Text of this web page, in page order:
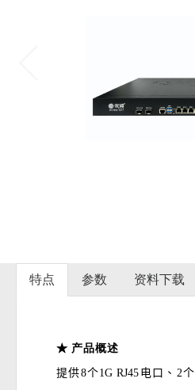
特点 参数 资料下载
★ 产品概述
提供8个1G RJ45 电口、 2个